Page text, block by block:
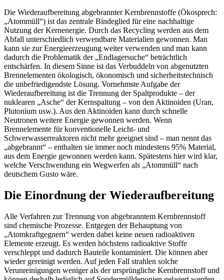
Die Wiederaufbereitung abgebrannter Kernbrennstoffe (Ökosprech:
„Atommüll“) ist das zentrale Bindeglied für eine nachhaltige
Nutzung der Kernenergie. Durch das Recycling werden aus dem
Abfall unterschiedlich verwendbare Materialien gewonnen. Man
kann sie zur Energieerzeugung weiter verwenden und man kann
dadurch die Problematik der „Endlagersuche“ beträchtlich
entschärfen. In diesem Sinne ist das Verbuddeln von abgenutzten
Brennelementen ökologisch, ökonomisch und sicherheitstechnisch
die unbefriedigendste Lösung. Vornehmste Aufgabe der
Wiederaufbereitung ist die Trennung der Spaltprodukte – der
nuklearen „Asche“ der Kernspaltung – von den Aktinoiden (Uran,
Plutonium usw.). Aus den Aktinoiden kann durch schnelle
Neutronen weitere Energie gewonnen werden. Wenn
Brennelemente für konventionelle Leicht- und
Schwerwasserreaktoren nicht mehr geeignet sind – man nennt das
„abgebrannt“ – enthalten sie immer noch mindestens 95% Material,
aus dem Energie gewonnen werden kann. Spätestens hier wird klar,
welche Verschwendung ein Wegwerfen als „Atommüll“ nach
deutschem Gusto wäre.
Die Einordnung der Wiederaufbereitung
Alle Verfahren zur Trennung von abgebranntem Kernbrennstoff
sind chemische Prozesse. Entgegen der Behauptung von
„Atomkraftgegnern“ werden dabei keine neuen radioaktiven
Elemente erzeugt. Es werden höchstens radioaktive Stoffe
verschleppt und dadurch Bauteile kontaminiert. Die können aber
wieder gereinigt werden. Auf jeden Fall strahlen solche
Verunreinigungen weniger als der ursprüngliche Kernbrennstoff und